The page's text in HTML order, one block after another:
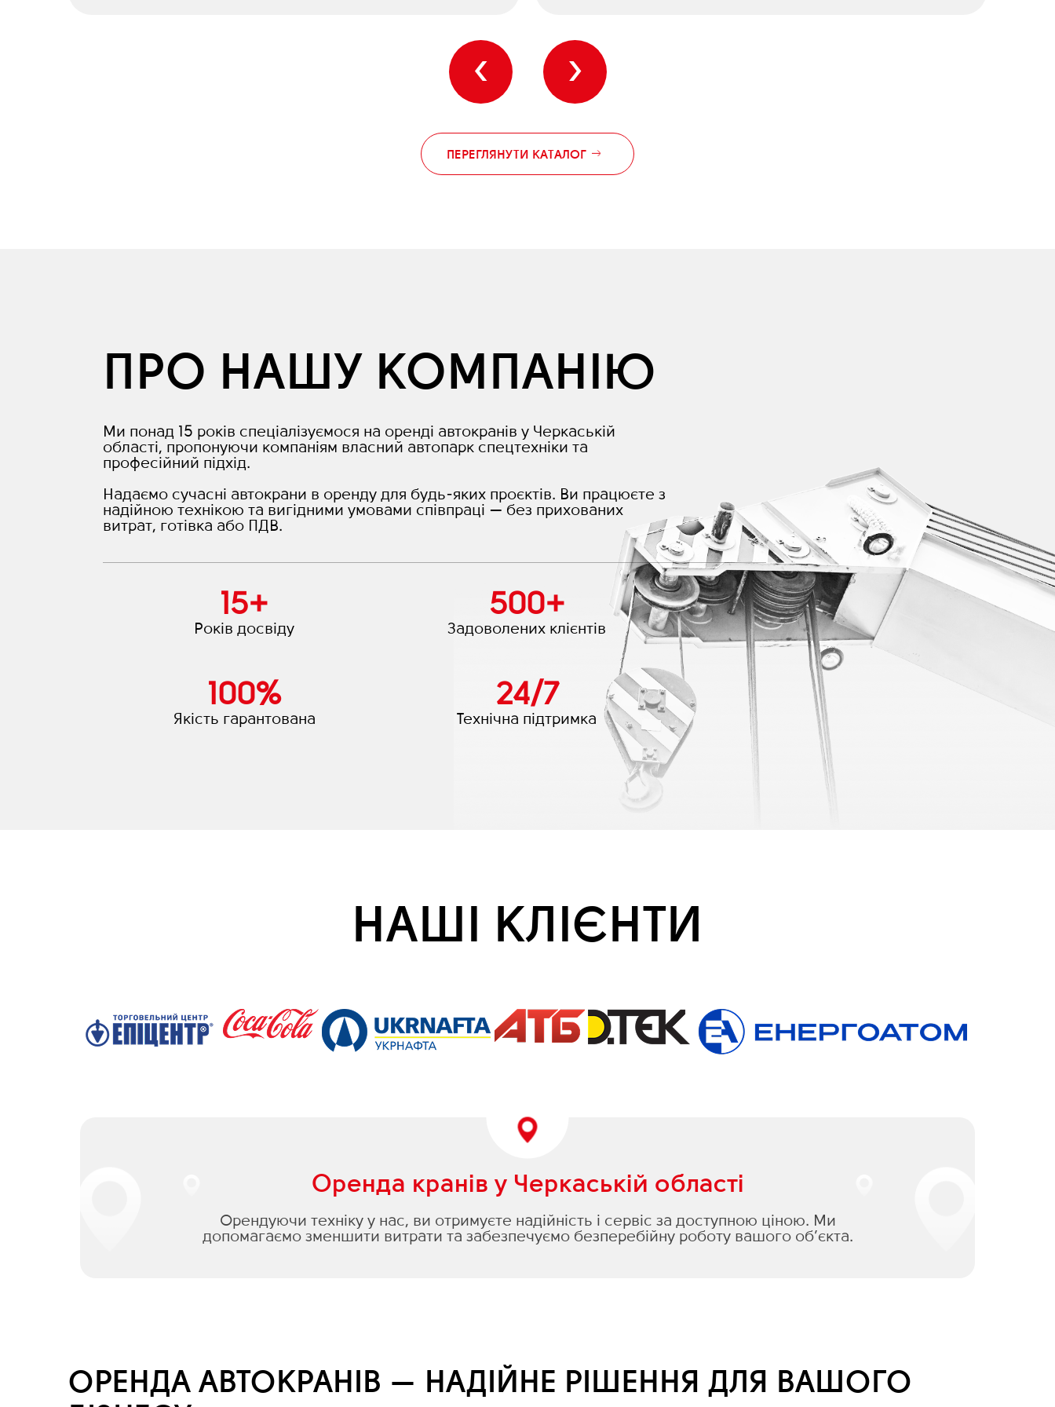
‹ ›
ПЕРЕГЛЯНУТИ КАТАЛОГ
ПРО НАШУ КОМПАНІЮ
Ми понад 15 років спеціалізуємося на оренді автокранів у Черкаській
області, пропонуючи компаніям власний автопарк спецтехніки та
професійний підхід.
Надаємо сучасні автокрани в оренду для будь-яких проєктів. Ви працюєте з
надійною технікою та вигідними умовами співпраці — без прихованих
витрат, готівка або ПДВ.
15+
Років досвіду
500+
Задоволених клієнтів
100%
Якість гарантована
24/7
Технічна підтримка
НАШІ КЛІЄНТИ
Оренда кранів у Черкаській області
Орендуючи техніку у нас, ви отримуєте надійність і сервіс за доступною ціною. Ми
допомагаємо зменшити витрати та забезпечуємо безперебійну роботу вашого об’єкта.
ОРЕНДА АВТОКРАНІВ — НАДІЙНЕ РІШЕННЯ ДЛЯ ВАШОГО